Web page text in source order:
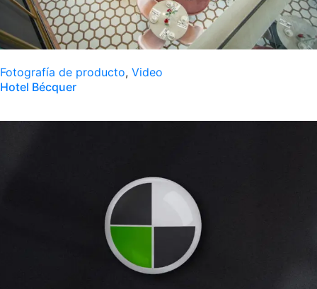
Fotografía de producto, Video
Hotel Bécquer